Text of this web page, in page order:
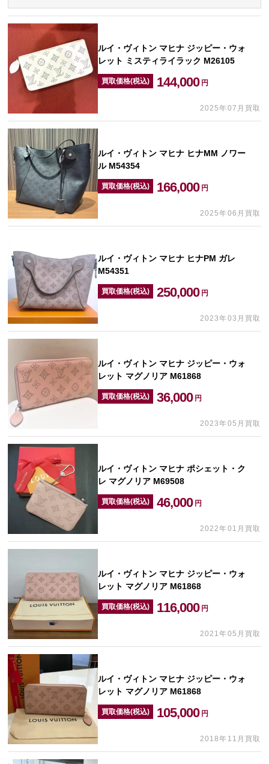
ルイ・ヴィトン マヒナ ジッピー・ウォ
レット ミスティライラック M26105
買取価格(税込) 144,000 円
2025年07月買取
ルイ・ヴィトン マヒナ ヒナMM ノワー
ル M54354
買取価格(税込) 166,000 円
2025年06月買取
ルイ・ヴィトン マヒナ ヒナPM ガレ
M54351
買取価格(税込) 250,000 円
2023年03月買取
ルイ・ヴィトン マヒナ ジッピー・ウォ
レット マグノリア M61868
買取価格(税込) 36,000 円
2023年05月買取
ルイ・ヴィトン マヒナ ポシェット・ク
レ マグノリア M69508
買取価格(税込) 46,000 円
2022年01月買取
ルイ・ヴィトン マヒナ ジッピー・ウォ
レット マグノリア M61868
買取価格(税込) 116,000 円
2021年05月買取
ルイ・ヴィトン マヒナ ジッピー・ウォ
レット マグノリア M61868
買取価格(税込) 105,000 円
2018年11月買取